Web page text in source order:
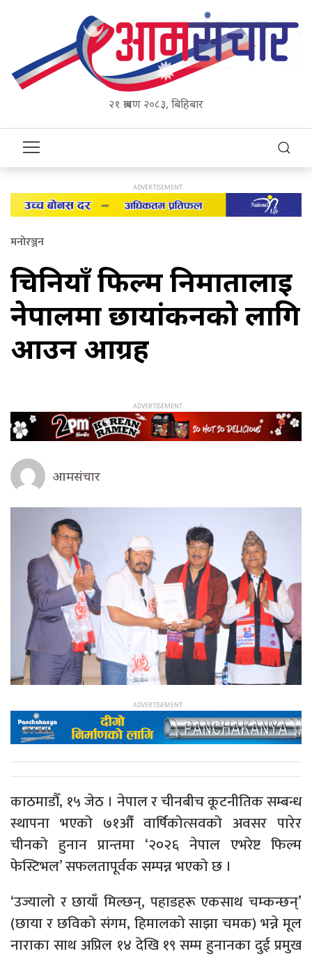
२१ श्रावण २०८३, बिहिबार
मनोरञ्जन
चिनियाँ फिल्म निर्मातालाई
नेपालमा छायांकनको लागि
आउन आग्रह
आमसंचार
काठमाडौँ, १५ जेठ । नेपाल र चीनबीच कूटनीतिक सम्बन्ध
स्थापना भएको ७१औँ वार्षिकोत्सवको अवसर पारेर
चीनको हुनान प्रान्तमा ‘२०२६ नेपाल एभरेष्ट फिल्म
फेस्टिभल’ सफलतापूर्वक सम्पन्न भएको छ ।
‘उज्यालो र छायाँ मिल्छन्, पहाडहरू एकसाथ चम्कन्छन्’
(छाया र छविको संगम, हिमालको साझा चमक) भन्ने मूल
नाराका साथ अप्रिल १४ देखि १९ सम्म हुनानका दुई प्रमुख